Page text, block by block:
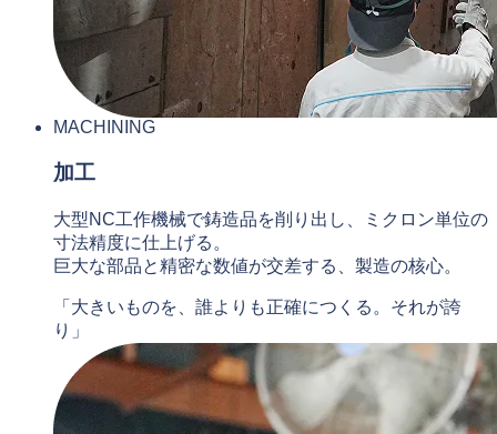
MACHINING
加工
大型NC工作機械で鋳造品を削り出し、ミクロン単位の
寸法精度に仕上げる。
巨大な部品と精密な数値が交差する、製造の核心。
「大きいものを、誰よりも正確につくる。それが誇
り」